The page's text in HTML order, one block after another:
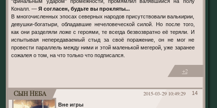
"финальным ударом" промежности, промямлил валявшийся на полу
Коналл. —Я согласен, будьте вы прокляты...
В многочисленных эпосах северных народов присутствовали валькирии,
девушки-богатыри, обладавшие нечеловеческой силой. Но после того,
как они разделяли ложе с героями, те всегда безвозвратно её теряли. И
испытывая непередаваемый стыд за своё поражение, он не мог не
провести параллель между ними и этой маленькой мегерой, уже заранее
сожалея о том, на что только что подписался.
+2
14
2015-03-29 10:49:29
Сын Неба
Вне игры